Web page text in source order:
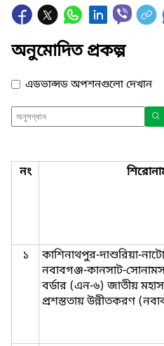
অনুমোদিত প্রকল্প
এডভান্সড অপশনগুলো দেখান
নং
১
কাশিনাথপুর-দাশুরিয়া-
নবাবগঞ্জ-কানসাট-
বর্ডার (এন-৬) জাতীয়
প্রশস্ততায় উন্নীতকরণ